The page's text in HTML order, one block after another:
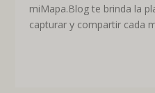
miMapa.Blog te brinda la
capturar y compartir cada